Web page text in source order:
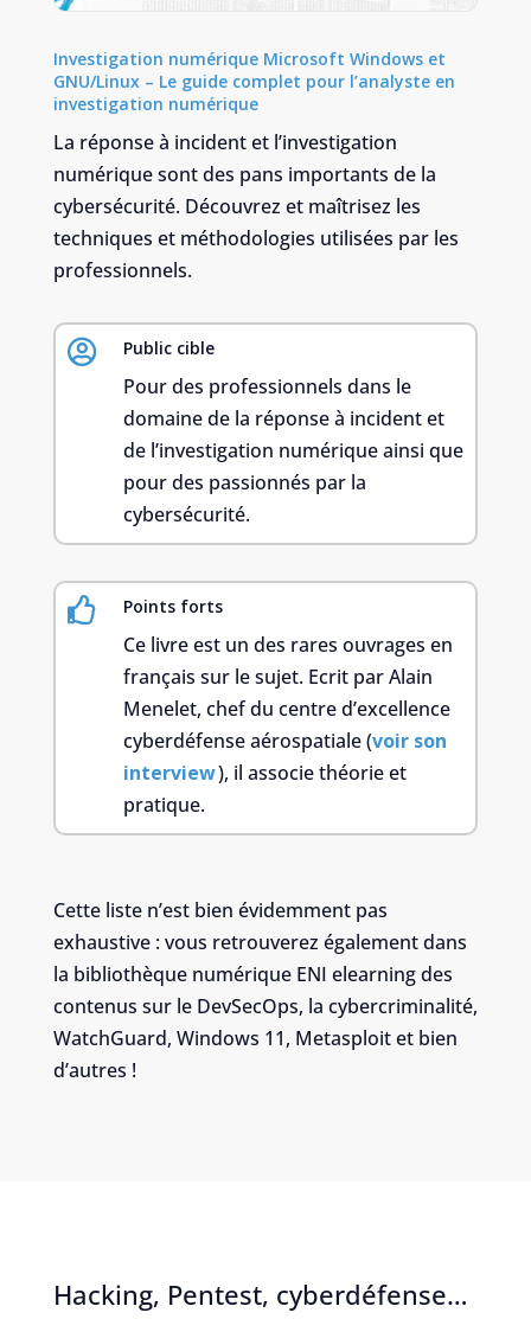
Investigation numérique Microsoft Windows et
GNU/Linux – Le guide complet pour l’analyste en
investigation numérique
La réponse à incident et l’investigation
numérique sont des pans importants de la
cybersécurité. Découvrez et maîtrisez les
techniques et méthodologies utilisées par les
professionnels.
 Public cible
Pour des professionnels dans le
domaine de la réponse à incident et
de l’investigation numérique ainsi que
pour des passionnés par la
cybersécurité.
 Points forts
Ce livre est un des rares ouvrages en
français sur le sujet. Ecrit par Alain
Menelet, chef du centre d’excellence
cyberdéfense aérospatiale (voir son
interview), il associe théorie et
pratique.
Cette liste n’est bien évidemment pas
exhaustive : vous retrouverez également dans
la bibliothèque numérique ENI elearning des
contenus sur le DevSecOps, la cybercriminalité,
WatchGuard, Windows 11, Metasploit et bien
d’autres !
Hacking, Pentest, cyberdéfense…